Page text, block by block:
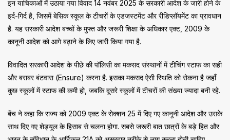
इन याचिकाओं में उठाया गया विवाद 14 नवंबर 2025 के सरकारी आदेश के जारी होने के
इर्द-गिर्द है, जिसमें बेसिक स्कूल के टीचरों के एडजस्टमेंट और रीडिप्लॉयमेंट का प्रावधान
है. यह सरकारी आदेश बच्चों के मुफ्त और जरूरी शिक्षा के अधिकार एक्ट, 2009 के
कानूनी आदेश को आगे बढ़ाने के लिए जारी किया गया है.
विवादित सरकारी आदेश के पीछे की पॉलिसी का मकसद संस्थानों में टीचिंग स्टाफ का सही
और बराबर बंटवारा (Ensure) करना है. इसका मकसद ऐसी स्थिति को रोकना है जहाँ
कुछ स्कूलों में स्टाफ की कमी हो, जबकि दूसरे स्कूलों में टीचरों की संख्या ज्यादा बनी रहे.
बेंच ने कहा कि राज्य को 2009 एक्ट के सेक्शन 25 में दिए गए कानूनी आदेश और उसके
साथ दिए गए शेड्यूल के हिसाब से चलना होगा. सबसे जरूरी बात छात्रों के बड़े हित और